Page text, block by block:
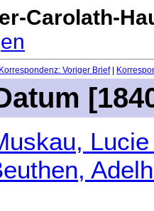
Carolath-
Korrespondenz: Voriger Brief|